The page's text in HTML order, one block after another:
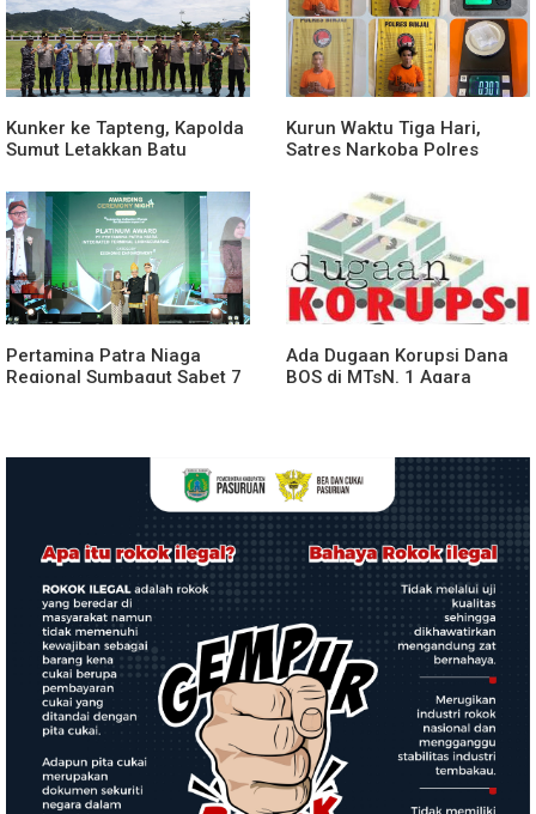
Kunker ke Tapteng, Kapolda
Sumut Letakkan Batu
Rusun Polres Tapanuli
Tengah
Kurun Waktu Tiga Hari,
Satres Narkoba Polres
Terduga Bandar Narkoba
Pertamina Patra Niaga
Regional Sumbagut Sabet 7
Ada Dugaan Korupsi Dana
BOS di MTsN. 1 Agara